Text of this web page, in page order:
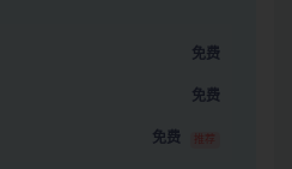
免费
免费
免费 推荐